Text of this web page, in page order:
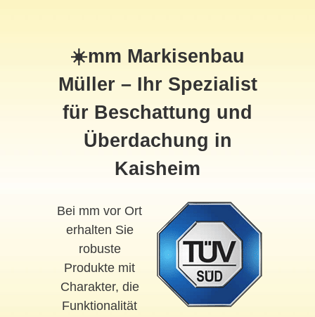
☀️mm Markisenbau
Müller – Ihr Spezialist
für Beschattung und
Überdachung in
Kaisheim
Bei mm vor Ort
erhalten Sie
robuste
Produkte mit
Charakter, die
Funktionalität